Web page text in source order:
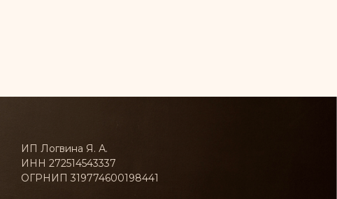
ИП Логвина Я. А.
ИНН 272514543337
ОГРНИП 319774600198441